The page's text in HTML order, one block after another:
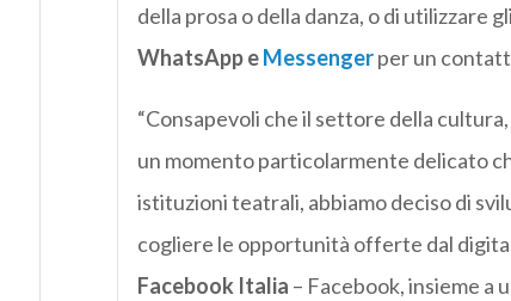
della prosa o della danza, o di utilizzare
WhatsApp eMessengerper un
“Consapevoli che il settore della
un momento particolarmente delicato
istituzioni teatrali, abbiamo deciso di
cogliere le opportunità offerte dal
Facebook Italia – Facebook, insieme a